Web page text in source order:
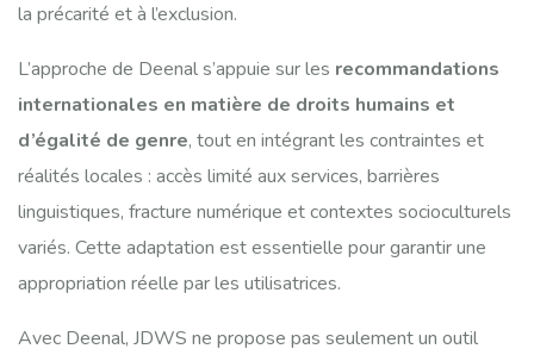
la précarité et à l’exclusion.
L’approche de Deenal s’appuie sur les recommandations
internationales en matière de droits humains et
d’égalité de genre, tout en intégrant les contraintes et
réalités locales : accès limité aux services, barrières
linguistiques, fracture numérique et contextes socioculturels
variés. Cette adaptation est essentielle pour garantir une
appropriation réelle par les utilisatrices.
Avec Deenal, JDWS ne propose pas seulement un outil